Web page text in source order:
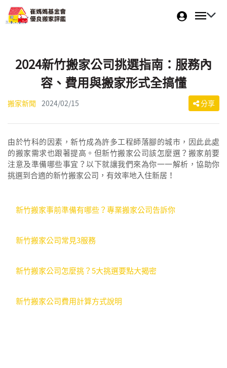
2024新竹搬家公司挑選指南：服務內
容、費用與搬家形式全搞懂
搬家新聞 2024/02/15 分享
由於竹科的因素，新竹成為許多工程師落腳的城市，因此此處
的搬家需求也跟著提高。但新竹搬家公司該怎麼選？搬家前要
注意及準備哪些事宜？以下就讓我們來為你一一解析，協助你
挑選到合適的新竹搬家公司，有效率地入住新居！
新竹搬家事前準備有哪些？專業搬家公司告訴你
新竹搬家公司常見3服務
新竹搬家公司怎麼挑？5大挑選要點大揭密
新竹搬家公司費用計算方式說明